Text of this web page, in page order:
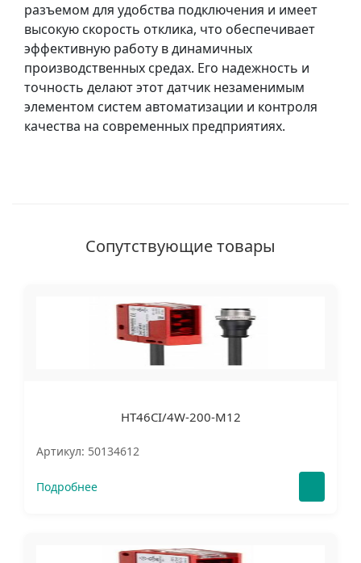
разъемом для удобства подключения и имеет
высокую скорость отклика, что обеспечивает
эффективную работу в динамичных
производственных средах. Его надежность и
точность делают этот датчик незаменимым
элементом систем автоматизации и контроля
качества на современных предприятиях.
Сопутствующие товары
HT46CI/4W-200-M12
Артикул: 50134612
Подробнее